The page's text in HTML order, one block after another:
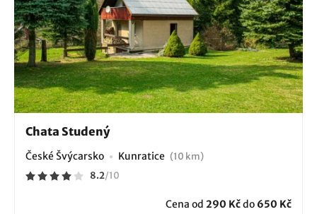
Chata Studený
České Švýcarsko Kunratice (10 km)
8.2/10
Cena od 290 Kčdo 650 Kč